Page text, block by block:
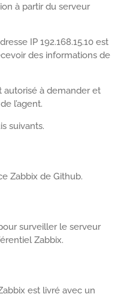
à partir du serveur
IP 192.168.15.10 est
des informations de
autorisé à demander et
l’agent.
suivants.
Zabbix de Github.
surveiller le serveur
Zabbix.
est livré avec un